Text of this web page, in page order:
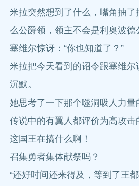
米拉突然想到了什么，嘴角抽了
么公爵领，领主不会是利奥波德
塞维尔惊讶：“你也知道了？”
米拉把今天看到的诏令跟塞维
沉默。
她思考了一下那个噬洞吸人力
传说中的有翼人都评价为高攻
这国王在搞什么啊！
召集勇者集体献祭吗？
“还好时间还来得及，等到了王